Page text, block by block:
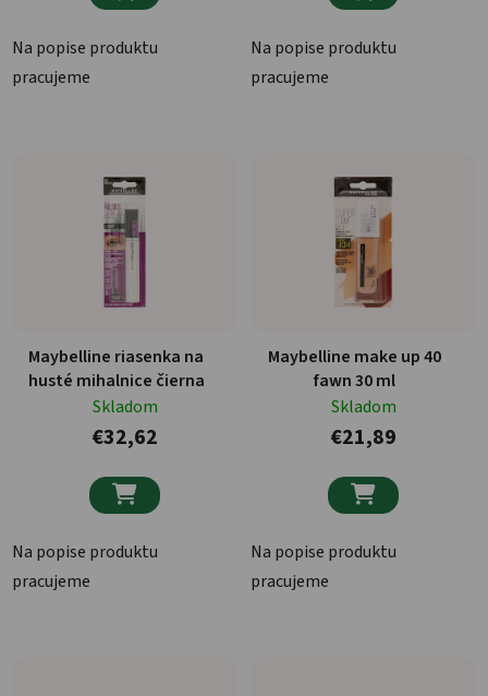
Na popise produktu
pracujeme
Na popise produktu
pracujeme
Maybelline riasenka na
husté mihalnice čierna
Skladom
€32,62

Na popise produktu
pracujeme
Maybelline make up 40
fawn 30 ml
Skladom
€21,89

Na popise produktu
pracujeme